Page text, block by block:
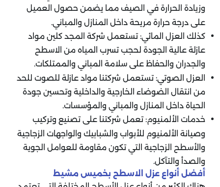
وزيادة الحرارة في الصيف مما يضمن حصول العميل
على درجة حرارة مريحة داخل المنازل والمباني.
كذلك العزل المائي: تستعمل شركة المجد كلين مواد
عازلة عالية الجودة لحجب تسرب المياه من الاسطح
والجدران والحفاظ على سلامة المباني والممتلكات.
العزل الصوتي: تستعمل شركتنا مواد عازلة للصوت للحد
من انتقال الضوضاء الخارجية والداخلية وتحسين جودة
الحياة داخل المنازل والمباني والمؤسسات.
خدمات الألمنيوم: تعمل شركتنا على تصنيع وتركيب
وصيانة الألمنيوم للأبواب والشبابيك والواجهات الزجاجية
والأسطح الزجاجية التي تكون مقاومة للعوامل الجوية
والصدأ والتآكل.
أفضل أنواع عزل الاسطح بخميس مشيط